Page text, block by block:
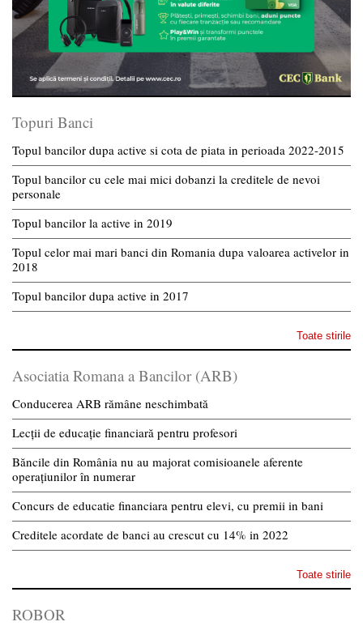
Topuri Banci
Topul bancilor dupa active si cota de piata in perioada 2022-2015
Topul bancilor cu cele mai mici dobanzi la creditele de nevoi
personale
Topul bancilor la active in 2019
Topul celor mai mari banci din Romania dupa valoarea activelor in
2018
Topul bancilor dupa active in 2017
Toate stirile
Asociatia Romana a Bancilor (ARB)
Conducerea ARB rămâne neschimbată
Lecții de educație financiară pentru profesori
Băncile din România nu au majorat comisioanele aferente
operațiunilor în numerar
Concurs de educatie financiara pentru elevi, cu premii in bani
Creditele acordate de banci au crescut cu 14% in 2022
Toate stirile
ROBOR